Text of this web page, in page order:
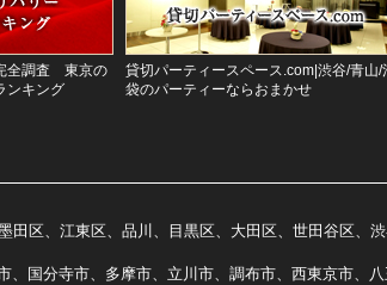
全調査 東京の
ンキング
貸切パーティースペース.com|渋谷/青山/
袋のパーティーならおまかせ
区、江東区、品川、目黒区、大田区、世田谷区、
国分寺市、多摩市、立川市、調布市、西東京市、